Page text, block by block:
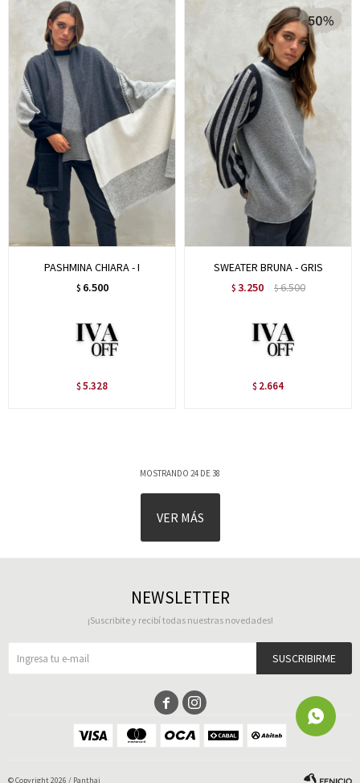
PASHMINA CHIARA - I
$ 6.500
$ 5.328
SWEATER BRUNA - GRIS
$ 3.250 $6.500
$ 2.664
MOSTRANDO 24 DE38
VER MÁS
NEWSLETTER
¡Suscribite y recibí todas nuestras novedades!
SUSCRIBIRME
 
© Copyright 2026 / Panthai